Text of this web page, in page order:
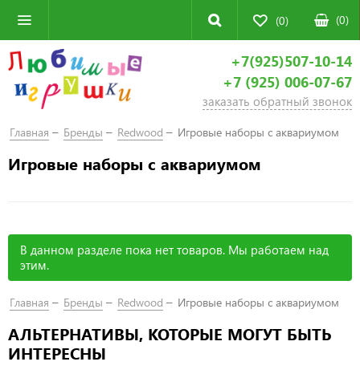
(0) (0)
+7(925)507-10-14
+7 (925) 006-07-67
заказать обратный звонок
Главная Бренды Redwood Игровые наборы с аквариумом
Игровые наборы с аквариумом
В данном разделе пока нет товаров. Мы работаем над
этим.
Главная Бренды Redwood Игровые наборы с аквариумом
АЛЬТЕРНАТИВЫ, КОТОРЫЕ МОГУТ БЫТЬ
ИНТЕРЕСНЫ